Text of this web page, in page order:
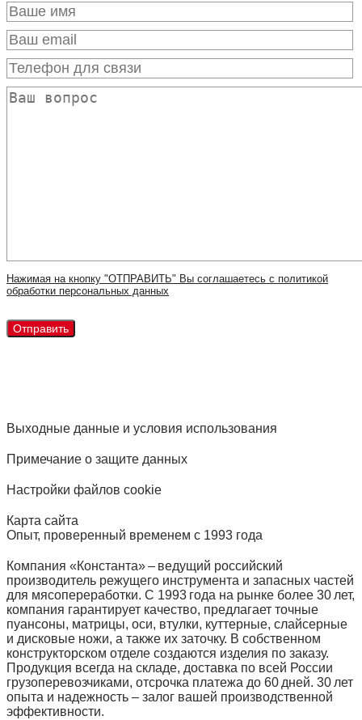
Нажимая на кнопку "ОТПРАВИТЬ" Вы соглашаетесь с политикой
обработки персональных данных
Выходные данные и условия использования
Примечание о защите данных
Настройки файлов cookie
Карта сайта
Опыт, проверенный временем с 1993 года
Компания «Константа» – ведущий российский
производитель режущего инструмента и запасных частей
для мясопереработки. С 1993 года на рынке более 30 лет,
компания гарантирует качество, предлагает точные
пуансоны, матрицы, оси, втулки, куттерные, слайсерные
и дисковые ножи, а также их заточку. В собственном
конструкторском отделе создаются изделия по заказу.
Продукция всегда на складе, доставка по всей России
грузоперевозчиками, отсрочка платежа до 60 дней. 30 лет
опыта и надежность – залог вашей производственной
эффективности.